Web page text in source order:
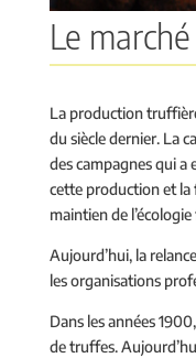
Le
La production
du siècle dernier. La
des campagnes qui
cette production et la
maintien de
Aujourd’hui, la
les organisations
Dans les années
de truffes.